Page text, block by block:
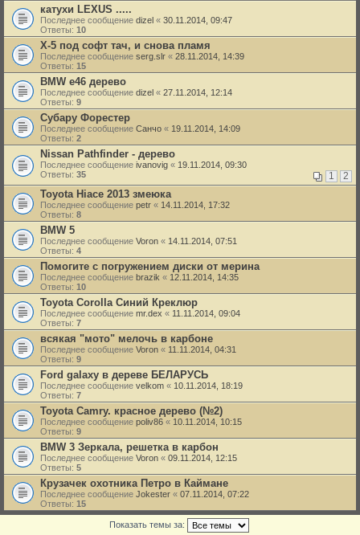
катухи LEXUS .....
Последнее сообщение dizel « 30.11.2014, 09:47
Ответы: 10
Х-5 под софт тач, и снова пламя
Последнее сообщение serg.slr « 28.11.2014, 14:39
Ответы: 15
BMW e46 дерево
Последнее сообщение dizel « 27.11.2014, 12:14
Ответы: 9
Субару Форестер
Последнее сообщение Санчо « 19.11.2014, 14:09
Ответы: 2
Nissan Pathfinder - дерево
Последнее сообщение ivanovig « 19.11.2014, 09:30
Ответы: 35 1 2
Toyota Hiace 2013 змеюка
Последнее сообщение petr « 14.11.2014, 17:32
Ответы: 8
BMW 5
Последнее сообщение Voron « 14.11.2014, 07:51
Ответы: 4
Помогите с погружением диски от мерина
Последнее сообщение brazik « 12.11.2014, 14:35
Ответы: 10
Toyota Corolla Синий Креклюр
Последнее сообщение mr.dex « 11.11.2014, 09:04
Ответы: 7
всякая "мото" мелочь в карбоне
Последнее сообщение Voron « 11.11.2014, 04:31
Ответы: 9
Ford galaxy в дереве БЕЛАРУСЬ
Последнее сообщение velkom « 10.11.2014, 18:19
Ответы: 7
Toyota Camry. красное дерево (№2)
Последнее сообщение poliv86 « 10.11.2014, 10:15
Ответы: 9
BMW 3 Зеркала, решетка в карбон
Последнее сообщение Voron « 09.11.2014, 12:15
Ответы: 5
Крузачек охотника Петро в Каймане
Последнее сообщение Jokester « 07.11.2014, 07:22
Ответы: 15
Показать темы за: